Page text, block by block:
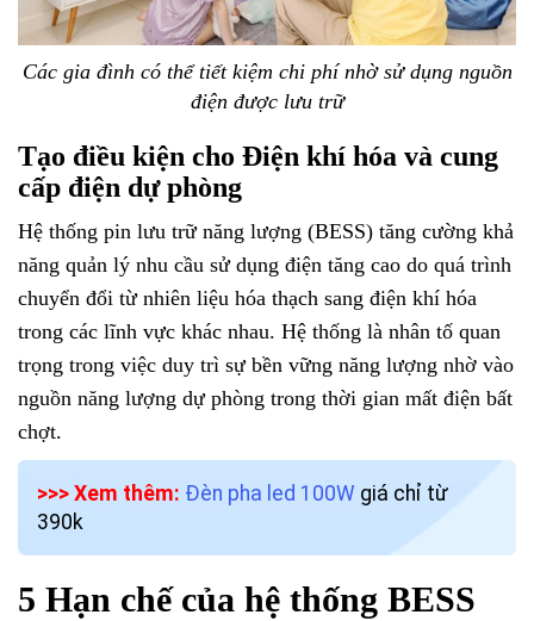
Các gia đình có thể tiết kiệm chi phí nhờ sử dụng nguồn
điện được lưu trữ
Tạo điều kiện cho Điện khí hóa và cung
cấp điện dự phòng
Hệ thống pin lưu trữ năng lượng (BESS) tăng cường khả
năng quản lý nhu cầu sử dụng điện tăng cao do quá trình
chuyển đổi từ nhiên liệu hóa thạch sang điện khí hóa
trong các lĩnh vực khác nhau. Hệ thống là nhân tố quan
trọng trong việc duy trì sự bền vững năng lượng nhờ vào
nguồn năng lượng dự phòng trong thời gian mất điện bất
chợt.
>>> Xem thêm: Đèn pha led 100W giá chỉ từ
390k
5 Hạn chế của hệ thống BESS